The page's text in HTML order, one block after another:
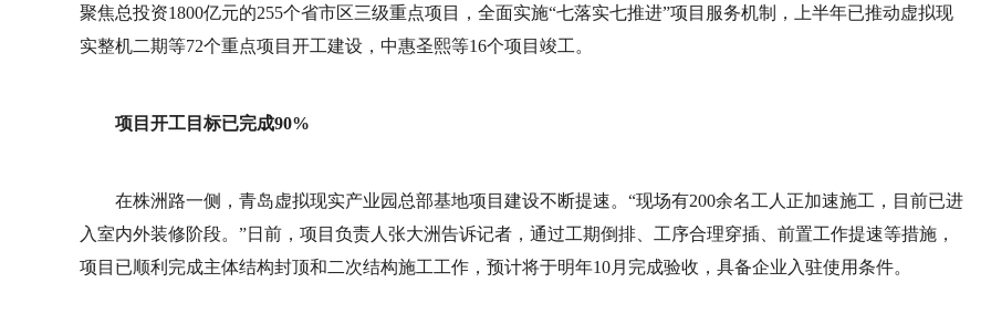
聚焦总投资1800亿元的255个省市区三级重点项目，全面实施“七落实七推进”项目服务机制，上半年已推动虚拟现
实整机二期等72个重点项目开工建设，中惠圣熙等16个项目竣工。
项目开工目标已完成90%
在株洲路一侧，青岛虚拟现实产业园总部基地项目建设不断提速。“现场有200余名工人正加速施工，目前已进
入室内外装修阶段。”日前，项目负责人张大洲告诉记者，通过工期倒排、工序合理穿插、前置工作提速等措施，
项目已顺利完成主体结构封顶和二次结构施工工作，预计将于明年10月完成验收，具备企业入驻使用条件。